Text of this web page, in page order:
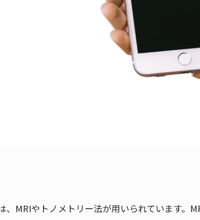
、MRIやトノメトリー法が用いられています。